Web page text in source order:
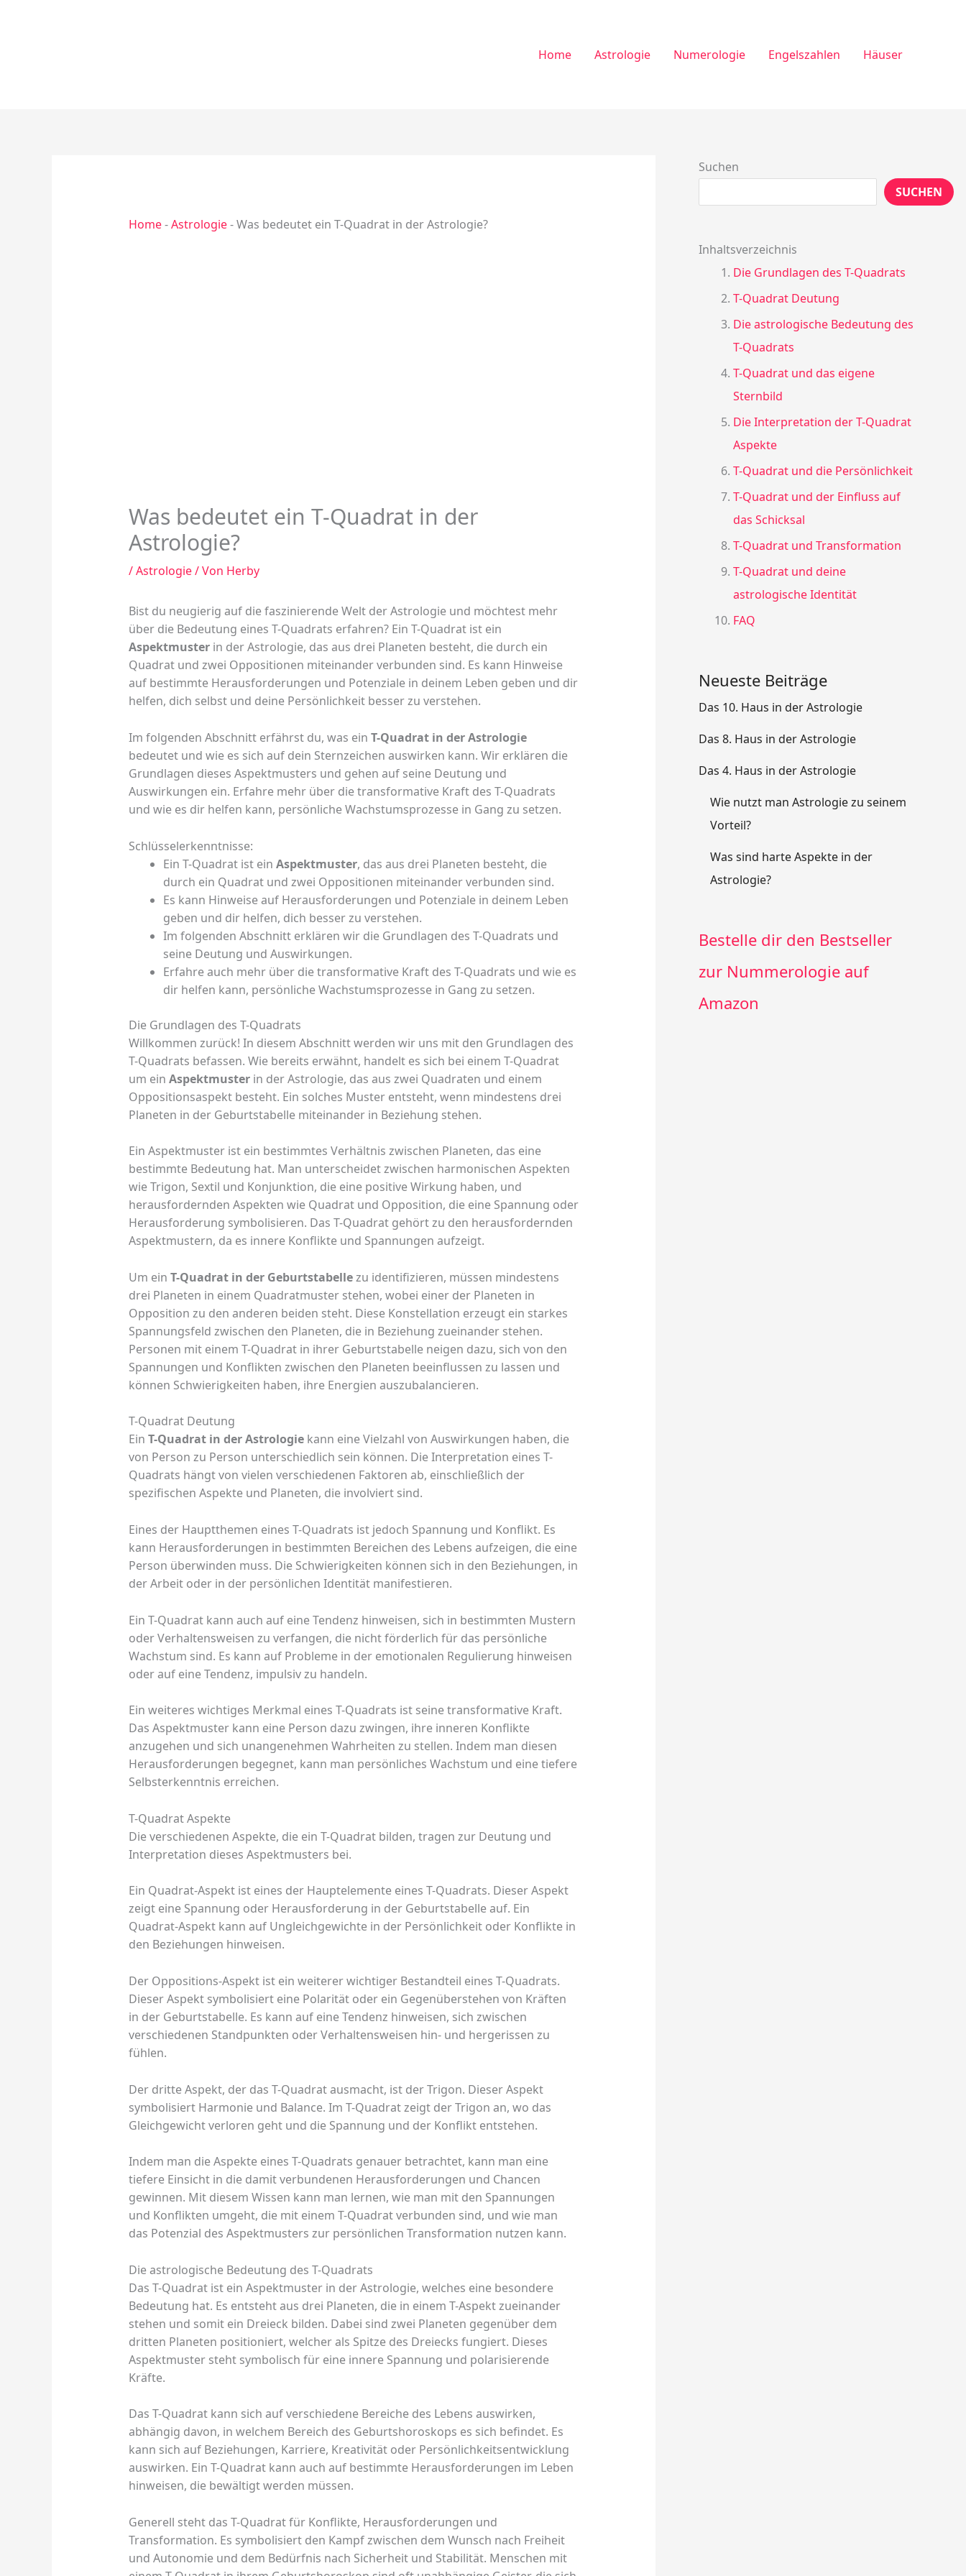
Home Astrologie Numerologie Engelszahlen Häuser
Home-Astrologie-Was bedeutet ein T-Quadrat in der Astrologie?
Was bedeutet ein T-Quadrat in der
Astrologie?
/Astrologie/ Von Herby
Bist du neugierig auf die faszinierende Welt der Astrologie und möchtest mehr
über die Bedeutung eines T-Quadrats erfahren? Ein T-Quadrat ist ein
Aspektmusterin der Astrologie, das aus drei Planeten besteht, die durch ein
Quadrat und zwei Oppositionen miteinander verbunden sind. Es kann Hinweise
auf bestimmte Herausforderungen und Potenziale in deinem Leben geben und dir
helfen, dich selbst und deine Persönlichkeit besser zu verstehen.
Im folgenden Abschnitt erfährst du, was ein T-Quadrat in der Astrologie
bedeutet und wie es sich auf dein Sternzeichen auswirken kann. Wir erklären die
Grundlagen dieses Aspektmusters und gehen auf seine Deutung und
Auswirkungen ein. Erfahre mehr über die transformative Kraft des T-Quadrats
und wie es dir helfen kann, persönliche Wachstumsprozesse in Gang zu setzen.
Schlüsselerkenntnisse:
Ein T-Quadrat ist ein Aspektmuster, das aus drei Planeten besteht, die
durch ein Quadrat und zwei Oppositionen miteinander verbunden sind.
Es kann Hinweise auf Herausforderungen und Potenziale in deinem Leben
geben und dir helfen, dich besser zu verstehen.
Im folgenden Abschnitt erklären wir die Grundlagen des T-Quadrats und
seine Deutung und Auswirkungen.
Erfahre auch mehr über die transformative Kraft des T-Quadrats und wie es
dir helfen kann, persönliche Wachstumsprozesse in Gang zu setzen.
Die Grundlagen des T-Quadrats
Willkommen zurück! In diesem Abschnitt werden wir uns mit den Grundlagen des
T-Quadrats befassen. Wie bereits erwähnt, handelt es sich bei einem T-Quadrat
um ein Aspektmusterin der Astrologie, das aus zwei Quadraten und einem
Oppositionsaspekt besteht. Ein solches Muster entsteht, wenn mindestens drei
Planeten in der Geburtstabelle miteinander in Beziehung stehen.
Ein Aspektmuster ist ein bestimmtes Verhältnis zwischen Planeten, das eine
bestimmte Bedeutung hat. Man unterscheidet zwischen harmonischen Aspekten
wie Trigon, Sextil und Konjunktion, die eine positive Wirkung haben, und
herausfordernden Aspekten wie Quadrat und Opposition, die eine Spannung oder
Herausforderung symbolisieren. Das T-Quadrat gehört zu den herausfordernden
Aspektmustern, da es innere Konflikte und Spannungen aufzeigt.
Um ein T-Quadrat in der Geburtstabellezu identifizieren, müssen mindestens
drei Planeten in einem Quadratmuster stehen, wobei einer der Planeten in
Opposition zu den anderen beiden steht. Diese Konstellation erzeugt ein starkes
Spannungsfeld zwischen den Planeten, die in Beziehung zueinander stehen.
Personen mit einem T-Quadrat in ihrer Geburtstabelle neigen dazu, sich von den
Spannungen und Konflikten zwischen den Planeten beeinflussen zu lassen und
können Schwierigkeiten haben, ihre Energien auszubalancieren.
T-Quadrat Deutung
Ein T-Quadrat in der Astrologiekann eine Vielzahl von Auswirkungen haben, die
von Person zu Person unterschiedlich sein können. Die Interpretation eines T-
Quadrats hängt von vielen verschiedenen Faktoren ab, einschließlich der
spezifischen Aspekte und Planeten, die involviert sind.
Eines der Hauptthemen eines T-Quadrats ist jedoch Spannung und Konflikt. Es
kann Herausforderungen in bestimmten Bereichen des Lebens aufzeigen, die eine
Person überwinden muss. Die Schwierigkeiten können sich in den Beziehungen, in
der Arbeit oder in der persönlichen Identität manifestieren.
Ein T-Quadrat kann auch auf eine Tendenz hinweisen, sich in bestimmten Mustern
oder Verhaltensweisen zu verfangen, die nicht förderlich für das persönliche
Wachstum sind. Es kann auf Probleme in der emotionalen Regulierung hinweisen
oder auf eine Tendenz, impulsiv zu handeln.
Ein weiteres wichtiges Merkmal eines T-Quadrats ist seine transformative Kraft.
Das Aspektmuster kann eine Person dazu zwingen, ihre inneren Konflikte
anzugehen und sich unangenehmen Wahrheiten zu stellen. Indem man diesen
Herausforderungen begegnet, kann man persönliches Wachstum und eine tiefere
Selbsterkenntnis erreichen.
T-Quadrat Aspekte
Die verschiedenen Aspekte, die ein T-Quadrat bilden, tragen zur Deutung und
Interpretation dieses Aspektmusters bei.
Ein Quadrat-Aspekt ist eines der Hauptelemente eines T-Quadrats. Dieser Aspekt
zeigt eine Spannung oder Herausforderung in der Geburtstabelle auf. Ein
Quadrat-Aspekt kann auf Ungleichgewichte in der Persönlichkeit oder Konflikte in
den Beziehungen hinweisen.
Der Oppositions-Aspekt ist ein weiterer wichtiger Bestandteil eines T-Quadrats.
Dieser Aspekt symbolisiert eine Polarität oder ein Gegenüberstehen von Kräften
in der Geburtstabelle. Es kann auf eine Tendenz hinweisen, sich zwischen
verschiedenen Standpunkten oder Verhaltensweisen hin- und hergerissen zu
fühlen.
Der dritte Aspekt, der das T-Quadrat ausmacht, ist der Trigon. Dieser Aspekt
symbolisiert Harmonie und Balance. Im T-Quadrat zeigt der Trigon an, wo das
Gleichgewicht verloren geht und die Spannung und der Konflikt entstehen.
Indem man die Aspekte eines T-Quadrats genauer betrachtet, kann man eine
tiefere Einsicht in die damit verbundenen Herausforderungen und Chancen
gewinnen. Mit diesem Wissen kann man lernen, wie man mit den Spannungen
und Konflikten umgeht, die mit einem T-Quadrat verbunden sind, und wie man
das Potenzial des Aspektmusters zur persönlichen Transformation nutzen kann.
Die astrologische Bedeutung des T-Quadrats
Das T-Quadrat ist ein Aspektmuster in der Astrologie, welches eine besondere
Bedeutung hat. Es entsteht aus drei Planeten, die in einem T-Aspekt zueinander
stehen und somit ein Dreieck bilden. Dabei sind zwei Planeten gegenüber dem
dritten Planeten positioniert, welcher als Spitze des Dreiecks fungiert. Dieses
Aspektmuster steht symbolisch für eine innere Spannung und polarisierende
Kräfte.
Das T-Quadrat kann sich auf verschiedene Bereiche des Lebens auswirken,
abhängig davon, in welchem Bereich des Geburtshoroskops es sich befindet. Es
kann sich auf Beziehungen, Karriere, Kreativität oder Persönlichkeitsentwicklung
auswirken. Ein T-Quadrat kann auch auf bestimmte Herausforderungen im Leben
hinweisen, die bewältigt werden müssen.
Generell steht das T-Quadrat für Konflikte, Herausforderungen und
Transformation. Es symbolisiert den Kampf zwischen dem Wunsch nach Freiheit
und Autonomie und dem Bedürfnis nach Sicherheit und Stabilität. Menschen mit
Suchen
SUCHEN
Inhaltsverzeichnis
Die Grundlagen des T-Quadrats
T-Quadrat Deutung
Die astrologische Bedeutung des
T-Quadrats
T-Quadrat und das eigene
Sternbild
Die Interpretation der T-Quadrat
Aspekte
T-Quadrat und die Persönlichkeit
T-Quadrat und der Einfluss auf
das Schicksal
T-Quadrat und Transformation
T-Quadrat und deine
astrologische Identität
FAQ
Neueste Beiträge
Das 10. Haus in der Astrologie
Das 8. Haus in der Astrologie
Das 4. Haus in der Astrologie
Wie nutzt man Astrologie zu seinem
Vorteil?
Was sind harte Aspekte in der
Astrologie?
Bestelle dir den Bestseller
zur Nummerologie auf
Amazon